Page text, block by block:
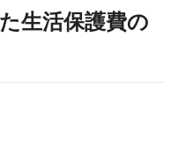
生活保護費の